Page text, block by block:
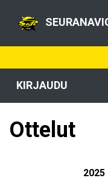
KIRJAUDU
Ottelut
2025